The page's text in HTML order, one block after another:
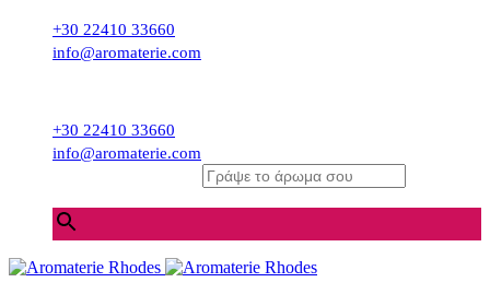
+30 22410 33660
info@aromaterie.com
+30 22410 33660
info@aromaterie.com